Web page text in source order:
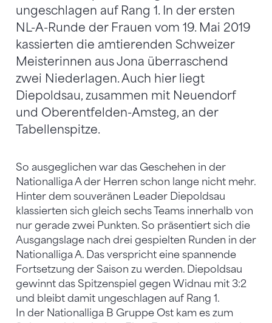
ungeschlagen auf Rang 1. In der ersten
NL-A-Runde der Frauen vom 19. Mai 2019
kassierten die amtierenden Schweizer
Meisterinnen aus Jona überraschend
zwei Niederlagen. Auch hier liegt
Diepoldsau, zusammen mit Neuendorf
und Oberentfelden-Amsteg, an der
Tabellenspitze.
So ausgeglichen war das Geschehen in der
Nationalliga A der Herren schon lange nicht mehr.
Hinter dem souveränen Leader Diepoldsau
klassierten sich gleich sechs Teams innerhalb von
nur gerade zwei Punkten. So präsentiert sich die
Ausgangslage nach drei gespielten Runden in der
Nationalliga A. Das verspricht eine spannende
Fortsetzung der Saison zu werden. Diepoldsau
gewinnt das Spitzenspiel gegen Widnau mit 3:2
und bleibt damit ungeschlagen auf Rang 1.
In der Nationalliga B Gruppe Ost kam es zum